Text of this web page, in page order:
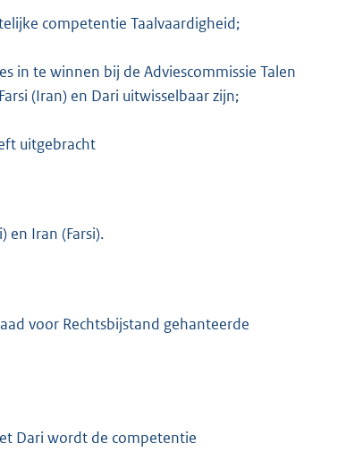
competentie Taalvaardigheid;
in te winnen bij de Adviescommissie Talen
(Iran) en Dari uitwisselbaar zijn;
uitgebracht
en Iran (Farsi).
voor Rechtsbijstand gehanteerde
Dari wordt de competentie